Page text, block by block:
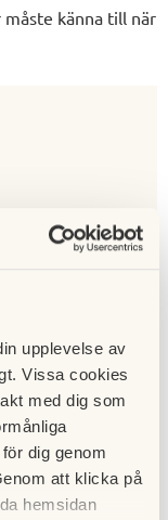
upplevelse av
Vissa cookies
med dig som
dig genom
att klicka på
hemsidan
känna till när